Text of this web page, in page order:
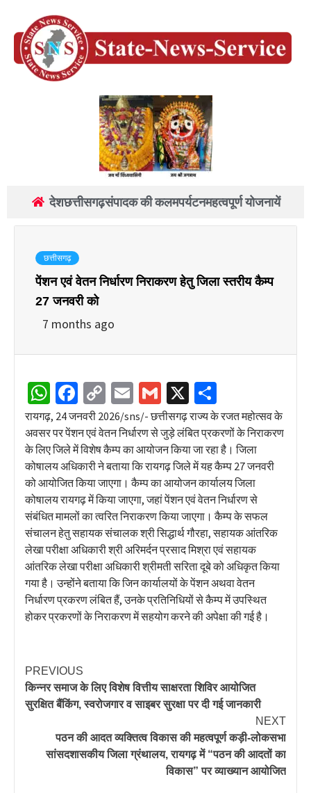
देशछत्तीसगढ़संपादक की कलमपर्यटनमहत्वपूर्ण योजनायें
छत्तीसगढ़
पेंशन एवं वेतन निर्धारण निराकरण हेतु जिला स्तरीय कैम्प
27 जनवरी को
7 months ago
WhatsApp
Facebook
Copy
Link
EmailGmail
X
रायगढ़, 24 जनवरी 2026/sns/- छत्तीसगढ़ राज्य के रजत महोत्सव के
अवसर पर पेंशन एवं वेतन निर्धारण से जुड़े लंबित प्रकरणों के निराकरण
के लिए जिले में विशेष कैम्प का आयोजन किया जा रहा है। जिला
कोषालय अधिकारी ने बताया कि रायगढ़ जिले में यह कैम्प 27 जनवरी
को आयोजित किया जाएगा। कैम्प का आयोजन कार्यालय जिला
कोषालय रायगढ़ में किया जाएगा, जहां पेंशन एवं वेतन निर्धारण से
संबंधित मामलों का त्वरित निराकरण किया जाएगा। कैम्प के सफल
संचालन हेतु सहायक संचालक श्री सिद्धार्थ गौरहा, सहायक आंतरिक
लेखा परीक्षा अधिकारी श्री अरिमर्दन प्रसाद मिश्रा एवं सहायक
आंतरिक लेखा परीक्षा अधिकारी श्रीमती सरिता दूबे को अधिकृत किया
गया है। उन्होंने बताया कि जिन कार्यालयों के पेंशन अथवा वेतन
निर्धारण प्रकरण लंबित हैं, उनके प्रतिनिधियों से कैम्प में उपस्थित
होकर प्रकरणों के निराकरण में सहयोग करने की अपेक्षा की गई है।
PREVIOUS
किन्नर समाज के लिए विशेष वित्तीय साक्षरता शिविर आयोजित
सुरक्षित बैंकिंग, स्वरोजगार व साइबर सुरक्षा पर दी गई जानकारी
NEXT
पठन की आदत व्यक्तित्व विकास की महत्वपूर्ण कड़ी-लोकसभा
सांसदशासकीय जिला ग्रंथालय, रायगढ़ में “पठन की आदतों का
विकास” पर व्याख्यान आयोजित